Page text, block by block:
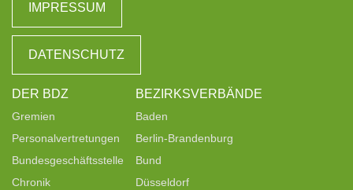
IMPRESSUM
DATENSCHUTZ
DER BDZ
Gremien
Personalvertretungen
Bundesgeschäftsstelle
Chronik
BEZIRKSVERBÄNDE
Baden
Berlin-Brandenburg
Bund
Düsseldorf